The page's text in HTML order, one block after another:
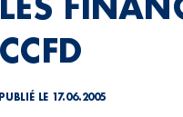
CCFD
PUBLIÉ LE 17.06.2005